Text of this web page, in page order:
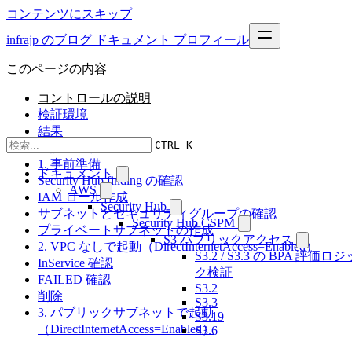
コンテンツにスキップ
infrajp のブログ ドキュメント プロフィール
CTRL K
ドキュメント
AWS
Security Hub
Security Hub CSPM
S3 パブリックアクセス
S3.2 / S3.3 の BPA 評価ロジ
ク検証
S3.2
S3.3
S3.19
S3.6
このページの内容
コントロールの説明
検証環境
結果
検証の流れ
1. 事前準備
Security Hub finding の確認
IAM ロール作成
サブネットとセキュリティグループの確認
プライベートサブネットの作成
2. VPC なしで起動（DirectInternetAccess=Enabled）
InService 確認
FAILED 確認
削除
3. パブリックサブネットで起動
（DirectInternetAccess=Enabled）